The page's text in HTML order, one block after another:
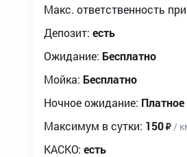
Макс. ответственность
Депозит: есть
Ожидание: Бесплатно
Мойка: Бесплатно
Ночное ожидание: Платное
Максимум в сутки: 150 /
КАСКО: есть